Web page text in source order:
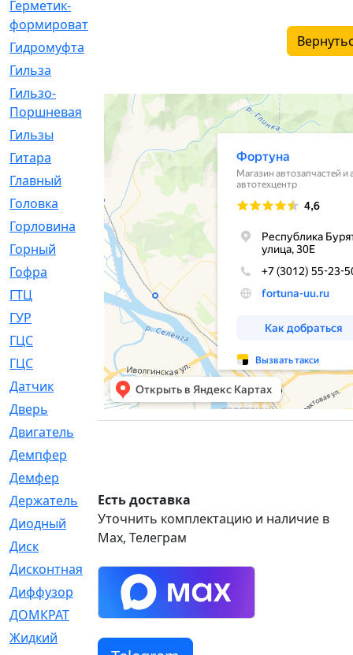
Герметик-
формирователь
Гидромуфта
Гильза
Гильзо-
Поршневая
[13]
Гильзы
[259]
Гитара
[7]
Главный
[29]
Головка
Горловина
[14]
Горный
[1]
Гофра
[86]
ГТЦ
[96]
ГУР
[34]
ГЦC
[6]
ГЦС
Датчик
[969]
Дверь
[249]
Двигатель
Демпфер
Демфер
Держатель
[5]
Диодный
[3]
Диск
[418]
Дисконтная
[1]
Диффузор
[1]
ДОМКРАТ
[1]
Жидкий
[5]
Есть доставка
Уточнить комплектацию и наличие в
Max, Телеграм